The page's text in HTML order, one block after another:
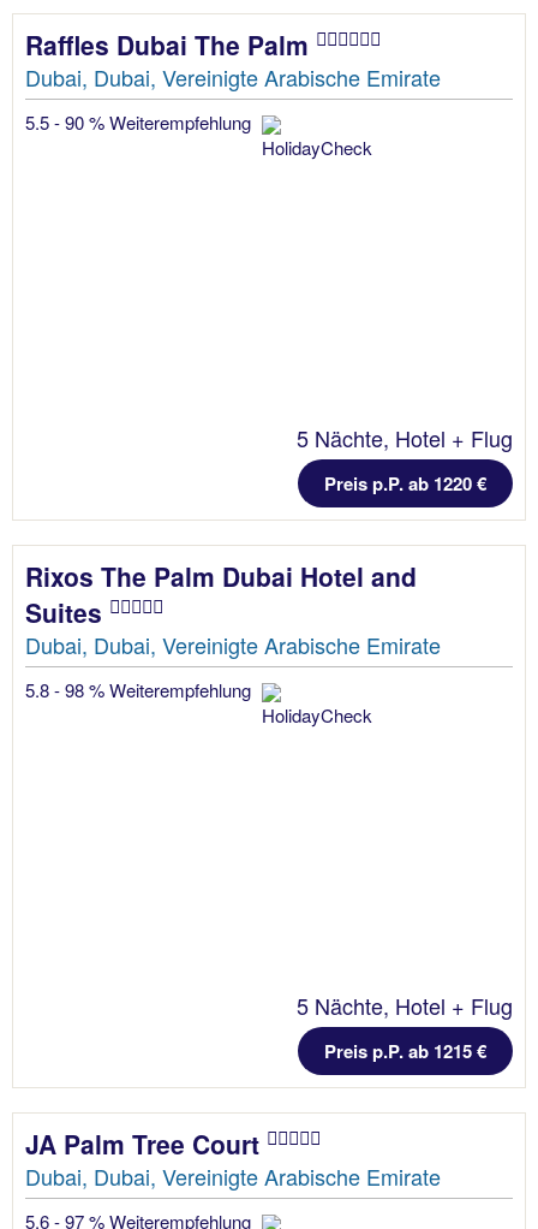
Raffles Dubai The Palm
Dubai, Dubai, Vereinigte Arabische Emirate
5.5 - 90 % Weiterempfehlung
5 Nächte, Hotel + Flug
Preis p.P. ab 1220 €
Rixos The Palm Dubai Hotel and
Suites
Dubai, Dubai, Vereinigte Arabische Emirate
5.8 - 98 % Weiterempfehlung
5 Nächte, Hotel + Flug
Preis p.P. ab 1215 €
JA Palm Tree Court
Dubai, Dubai, Vereinigte Arabische Emirate
5.6 - 97 % Weiterempfehlung